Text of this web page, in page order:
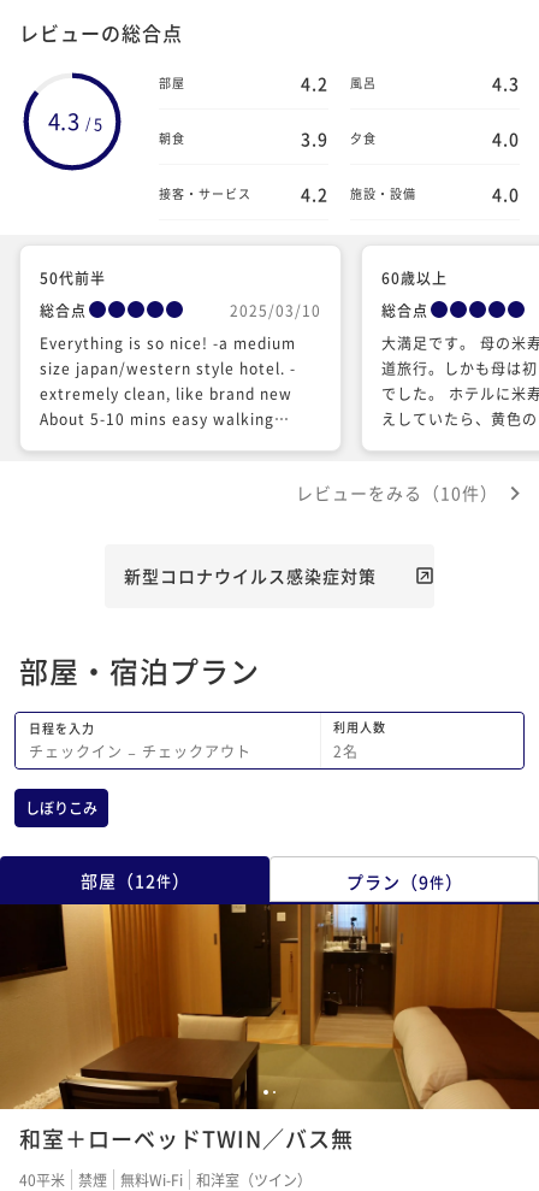
レビューの総合点
4.3 / 5
部屋 4.2 風呂 4.3
朝食 3.9 夕食 4.0
接客・サービス 4.2 施設・設備 4.0
50代前半
総合点
2025/03/10
Everything is so nice! -a medium
size japan/western style hotel. -
extremely clean, like brand new
About 5-10 mins easy walking
other bean products are very tasty,
cooked beef in hot pot style,
thought that the way of cooking
would taste the freshness of the
food. -the hotel offered
outstanding hospitality. for
example, a full range of size of
prepared in each room, the fabric
is one of the best in all the medium
/ medium high -range hotels i have
stayed. Thank you so much for
providing us a marvellous stay!
60歳以上
総合点
大満足です。 母の米
道旅行。しかも母は
でした。 ホテルに米
えしていたら、黄色
も撮って、母の良い
ての方が親切で、
良かったです。 食事
てきて、もうお腹い
が次回も絶対にこち
えるホテルでした。
ん、本当にありがと
レビューをみる（10件）
新型コロナウイルス感染症対策
部屋・宿泊プラン
日程を入力
チェックイン − チェックアウト
利用人数
2名
しぼりこみ
部屋 （12件） プラン （9件）
1 2
和室＋ローベッドTWIN／バス無
40平米 禁煙 無料Wi-Fi 和洋室（ツイン）